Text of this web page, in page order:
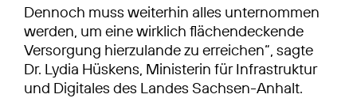
Dennoch muss weiterhin alles unternommen
werden, um eine wirklich flächendeckende
Versorgung hierzulande zu erreichen“, sagte
Dr. Lydia Hüskens, Ministerin für Infrastruktur
und Digitales des Landes Sachsen-​Anhalt.